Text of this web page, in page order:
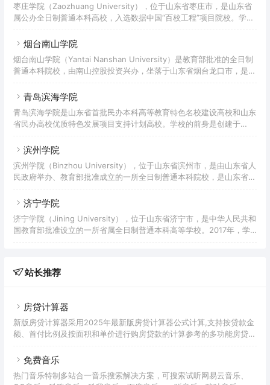
更名为山东女子学院。截至2021年9月，学校有市中玉函校区和长清大
学科技园校区，总占地面积1100余亩，建筑面积28万平方米；建有实
枣庄学院（Zaozhuang University），位于山东省枣庄市，是山东省
属公办全日制普通本科高校，入选数据中国“百校工程”项目院校。学校
批准成立枣庄师范专科学校，2004年5月经教育部批准改建为全日制普
单位。截至2021年12月，学校现有市中、新城两个校区，市中校区占
地1142亩，校舍面积42万平方米；正在建设的新城校区占地1885亩，
烟台南山学院
烟台南山学院（Yantai Nanshan University）是教育部批准的全日制
普通本科院校，由南山控股投资兴办，坐落于山东省烟台龙口市，是山
业高中。1992年更名为龙口市南山职业中等专业学校。1996年更名为
南山职业培训学院。1998年更名为南山职业专修学院。2000年更名为
南山职业技术学院；2005年升本并更名为烟台南山学院。2009年具备
学士学位授予权，2015年通过教育部合格评估。2017年被山东省人民
青岛滨海学院
青岛滨海学院是山东省首批民办本科高等教育特色名校建设高校和山东
省民办高校优质特色发展项目支持计划高校。学校的前身是创建于
青岛经济技术开发区职业中等院校、私立青岛远东职业技术专修学院、
民办青岛远东职业技术学院、民办青岛滨海职业学院，2005年3月成立
青岛滨海学院。据2021年7月学校官网显示，学校占地1200余亩，建
筑总面积93.5万平方米，教学仪器设备总值1.97亿元，总资产50亿余
滨州学院
滨州学院（Binzhou University），位于山东省滨州市，是由山东省人
民政府举办、教育部批准成立的一所全日制普通本科院校，是山东省硕
校；1983年更名为滨州师范专科学校；2004年5月，经教育部批准，
改建为滨州学院。2021年1月，学校获批山东省应用型本科高校建设首
批支持单位。2021年10月，学校正式成为硕士学位授予单位。截至
2022年6月，学校校园占地面积131.30万㎡，校舍建筑面积72.2万
济宁学院
济宁学院（Jining University），位于山东省济宁市，是中华人民共和
国教育部批准设立的一所省属全日制普通本科高等学校。2017年，学
国务院批准为全日制普通高等专科学校。1998年7月，济宁教育学院并
站长推荐
房贷计算器
新版房贷计算器采用2025年最新版房贷计算器公式计算,支持按贷款金
额、首付比例及按面积和单价进行购房贷款的计算参考的多功能房贷计
贷款利率、首付、月供明细等提供计算参考。
免费音乐
热门音乐特制多站合一音乐搜索解决方案，可搜索试听网易云音乐、